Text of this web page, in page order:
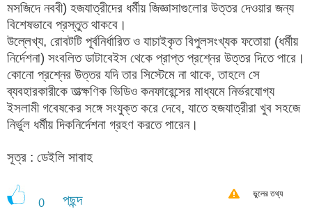
মসজিদে নববী) হজযাত্রীদের ধর্মীয় জিজ্ঞাসাগুলোর উত্তর দেওয়ার জন্য
বিশেষভাবে প্রস্তুত থাকবে।
উল্লেখ্য, রোবটটি পূর্বনির্ধারিত ও যাচাইকৃত বিপুলসংখ্যক ফতোয়া (ধর্মীয়
নির্দেশনা) সংবলিত ডাটাবেইস থেকে প্রাপ্ত প্রশ্নের উত্তর দিতে পারে।
কোনো প্রশ্নের উত্তর যদি তার সিস্টেমে না থাকে, তাহলে সে
ব্যবহারকারীকে তাত্ক্ষণিক ভিডিও কনফারেন্সের মাধ্যমে নির্ভরযোগ্য
ইসলামী গবেষকের সঙ্গে সংযুক্ত করে দেবে, যাতে হজযাত্রীরা খুব সহজে
নির্ভুল ধর্মীয় দিকনির্দেশনা গ্রহণ করতে পারেন।
সূত্র : ডেইলি সাবাহ
0 পছন্দ ভুলের তথ্য